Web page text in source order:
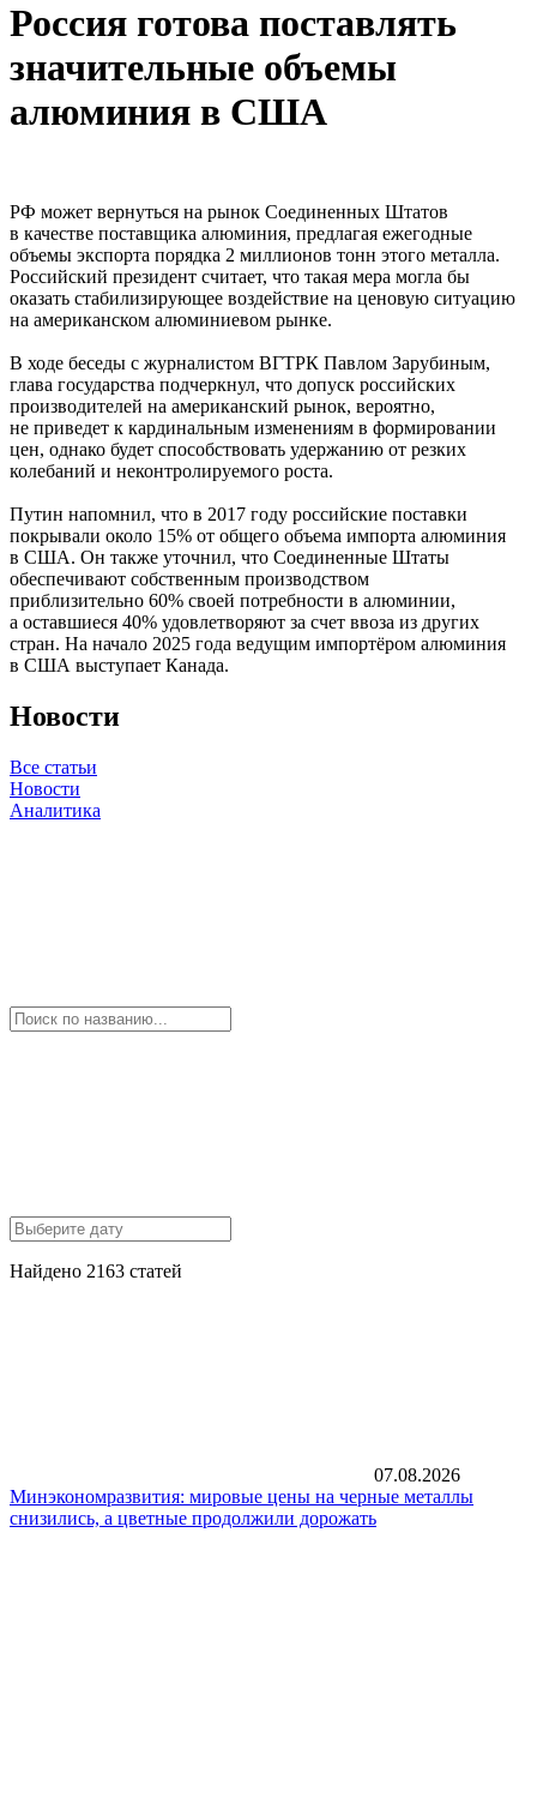
Россия готова поставлять
значительные объемы
алюминия в США
РФ может вернуться на рынок Соединенных Штатов
в качестве поставщика алюминия, предлагая ежегодные
объемы экспорта порядка 2 миллионов тонн этого металла.
Российский президент считает, что такая мера могла бы
оказать стабилизирующее воздействие на ценовую ситуацию
на американском алюминиевом рынке.
В ходе беседы с журналистом ВГТРК Павлом Зарубиным,
глава государства подчеркнул, что допуск российских
производителей на американский рынок, вероятно,
не приведет к кардинальным изменениям в формировании
цен, однако будет способствовать удержанию от резких
колебаний и неконтролируемого роста.
Путин напомнил, что в 2017 году российские поставки
покрывали около 15% от общего объема импорта алюминия
в США. Он также уточнил, что Соединенные Штаты
обеспечивают собственным производством
приблизительно 60% своей потребности в алюминии,
а оставшиеся 40% удовлетворяют за счет ввоза из других
стран. На начало 2025 года ведущим импортёром алюминия
в США выступает Канада.
Новости
Все статьи
Новости
Аналитика
Найдено 2163 статей
07.08.2026
Минэкономразвития: мировые цены на черные металлы
снизились, а цветные продолжили дорожать